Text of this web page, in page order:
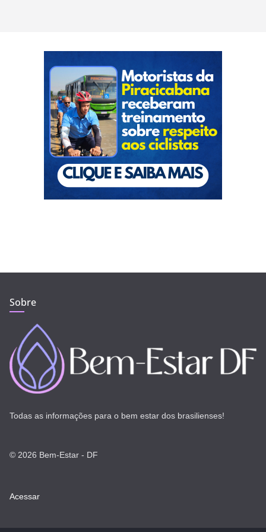
Sobre
Todas as informações para o bem estar dos brasilienses!
© 2026 Bem-Estar - DF
Acessar